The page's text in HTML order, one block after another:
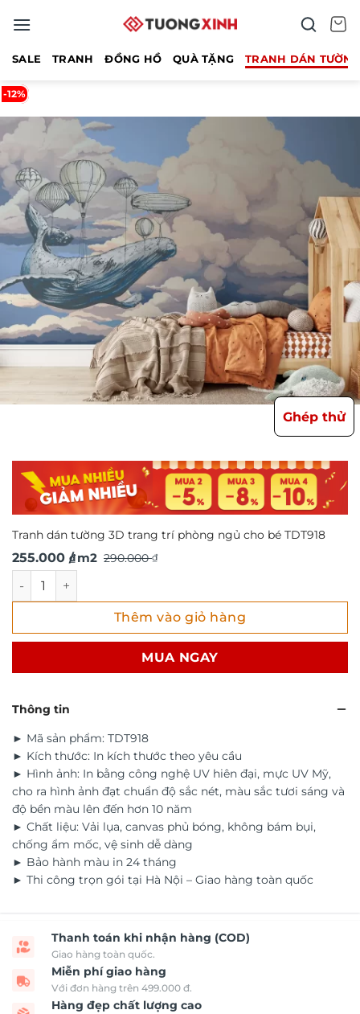
qua
SALE TRANH ĐỒNG HỒ QUÀ TẶNG TRANH DÁN
-12%
Ghép thử
Tranh dán tường 3D trang trí phòng ngủ cho bé TDT918
290.000₫
Giá
là:
290.000 ₫.
255.000 ₫
Giá
tại
là:
/ m2
Tranh dán tường 3D trang trí phòng ngủ cho bé TDT918
Thêm vào giỏ hàng
MUA NGAY
Thông tin
► Mã sản phẩm: TDT918
► Kích thước: In kích thước theo yêu cầu
► Hình ảnh: In bằng công nghệ UV hiên đại, mực UV Mỹ,
cho ra hình ảnh đạt chuẩn độ sắc nét, màu sắc tươi sáng và
độ bền màu lên đến hơn 10 năm
► Chất liệu: Vải lụa, canvas phủ bóng, không bám bụi,
chống ẩm mốc, vệ sinh dễ dàng
► Bảo hành màu in 24 tháng
► Thi công trọn gói tại Hà Nội – Giao hàng toàn quốc
Thanh toán khi nhận hàng (COD)
Giao hàng toàn quốc.
Miễn phí giao hàng
Với đơn hàng trên 499.000 đ.
Hàng đẹp chất lượng cao